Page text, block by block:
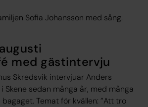
Sofia Johansson med sång.
med gästintervju
Skredsvik intervjuar Anders
Skene sedan många år, med många
Temat för kvällen: ”Att tro